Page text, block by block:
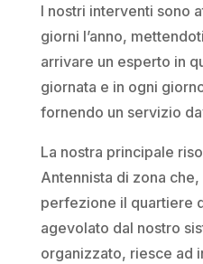
I nostri interventi sono
giorni l’anno,
arrivare un esperto in
giornata e in ogni
fornendo un servizio
La nostra principale
Antennista di zona
perfezione il quartiere
agevolato dal nostro
organizzato, riesce ad